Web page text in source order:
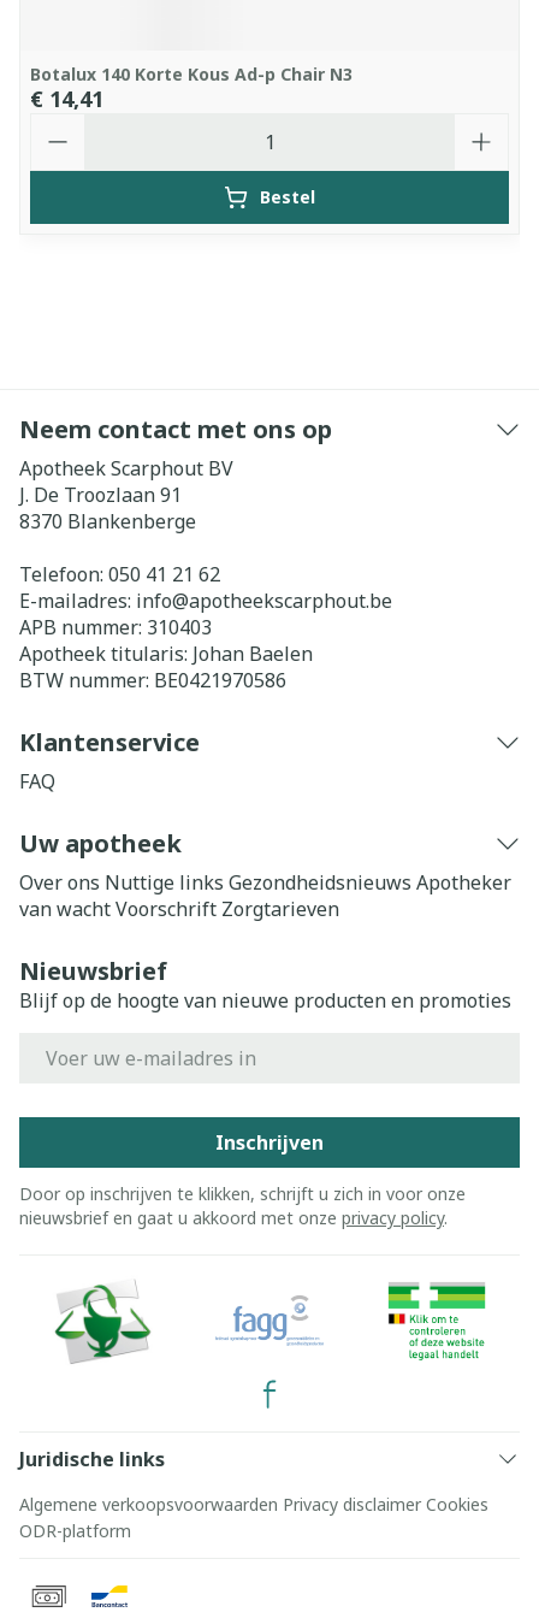
Botalux 140 Korte Kous Ad-p Chair N3
€ 14,41
Bestel
Neem contact met ons op
Apotheek Scarphout BV
J. De Troozlaan 91
8370 Blankenberge
Telefoon: 050 41 21 62
E-mailadres: info@apotheekscarphout.be
APB nummer: 310403
Apotheek titularis: Johan Baelen
BTW nummer: BE0421970586
Klantenservice
FAQ
Uw apotheek
Over ons Nuttige links Gezondheidsnieuws Apotheker
van wachtVoorschrift Zorgtarieven
Nieuwsbrief
Blijf op de hoogte van nieuwe producten en promoties
Inschrijven
Door op inschrijven te klikken, schrijft u zich in voor onze
nieuwsbrief en gaat u akkoord met onze privacy policy.
Juridische links
Algemene verkoopsvoorwaarden Privacy disclaimer Cookies
ODR-platform